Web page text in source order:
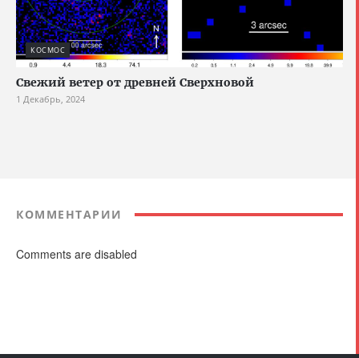
КОСМОС
Свежий ветер от древней Сверхновой
1 Декабрь, 2024
КОММЕНТАРИИ
Comments are disabled